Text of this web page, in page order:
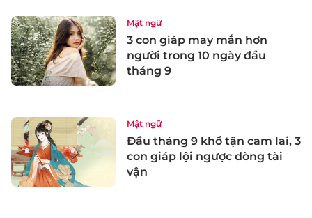
Mật ngữ
3 con giáp may mắn hơn
người trong 10 ngày đầu
tháng 9
Mật ngữ
Đầu tháng 9 khổ tận cam lai, 3
con giáp lội ngược dòng tài
vận